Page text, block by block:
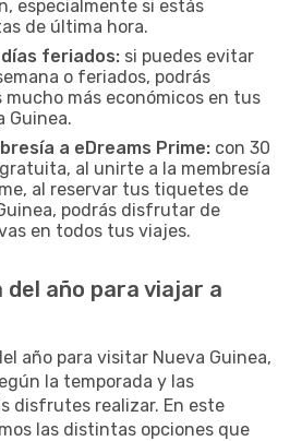
especialmente si estás
de última hora.
feriados: si puedes evitar
o feriados, podrás
mucho más económicos en tus
Guinea.
a eDreams Prime: con 30
al unirte a la membresía
al reservar tus tiquetes de
podrás disfrutar de
en todos tus viajes.
del año para viajar a
año para visitar Nueva Guinea,
la temporada y las
disfrutes realizar. En este
las distintas opciones que